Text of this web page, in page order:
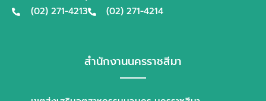
(02) 271-4213
(02) 271-4214
สำนักงานนครราชสีมา